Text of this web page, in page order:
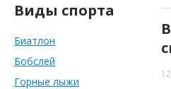
Виды спорта
Биатлон
Бобслей
Горные лыжи